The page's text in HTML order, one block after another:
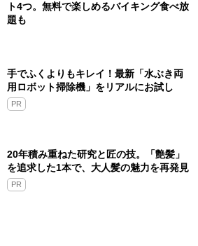
ト4つ。無料で楽しめるバイキング食べ放
題も
手でふくよりもキレイ！最新「水ぶき両
用ロボット掃除機」をリアルにお試し
PR
20年積み重ねた研究と匠の技。「艶髪」
を追求した1本で、大人髪の魅力を再発見
PR